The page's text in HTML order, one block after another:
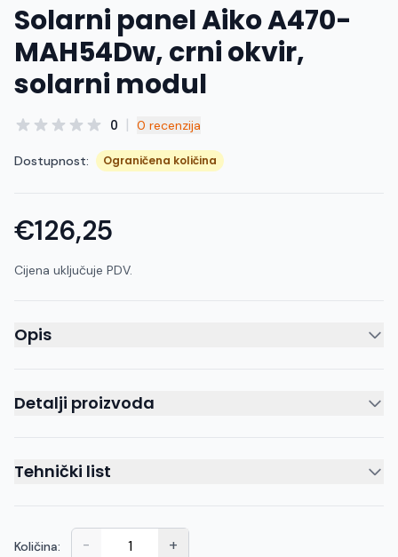
Solarni panel Aiko A470-
MAH54Dw, crni okvir,
solarni modul
0 | 0 recenzija
Dostupnost: Ograničena količina
€126,25
Cijena uključuje PDV.
Opis
Detalji proizvoda
Tehnički list
Količina: - +